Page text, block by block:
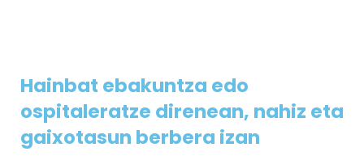
Hainbat ebakuntza edo
ospitaleratze direnean, nahiz eta
gaixotasun berbera izan